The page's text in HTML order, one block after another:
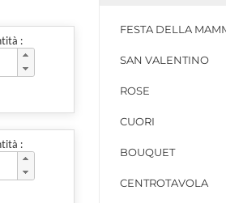
:
:
FESTA DELLA
SAN VALENTINO
ROSE
CUORI
BOUQUET
CENTROTAVOLA